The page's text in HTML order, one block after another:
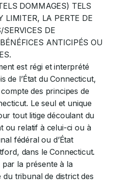
DOMMAGES) TELS
LIMITER, LA PERTE DE
DE
ANTICIPÉS OU
est régi et interprété
de l’État du Connecticut,
des principes de
Le seul et unique
tout litige découlant du
ou relatif à celui-ci ou à
fédéral ou d’État
dans le Connecticut.
la présente à la
tribunal de district des